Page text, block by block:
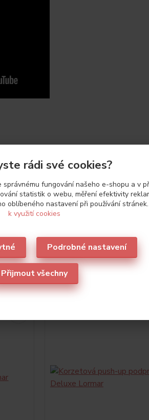
Lormar
rádi své cookies?
správnému fungování našeho e-shopu a v
statistik o webu, měření efektivity
oblíbeného nastavení při používání stránek.
k využití cookies
Podrobné nastavení
Přijmout všechny